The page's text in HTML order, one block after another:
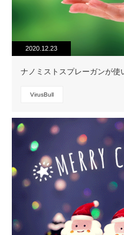
2020.12.23
ナノミストスプレーガンが使
VirusBull